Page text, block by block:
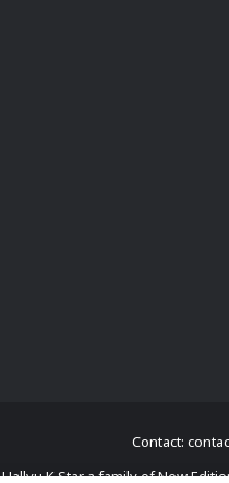
Contact:
Hallyu K Star a family of New